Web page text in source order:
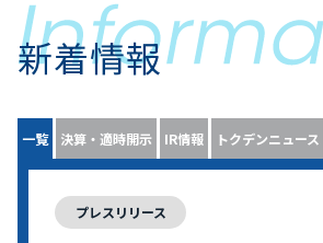
新着情報
一覧 決算・適時開示 IR情報 トクデンニュース
プレスリリース